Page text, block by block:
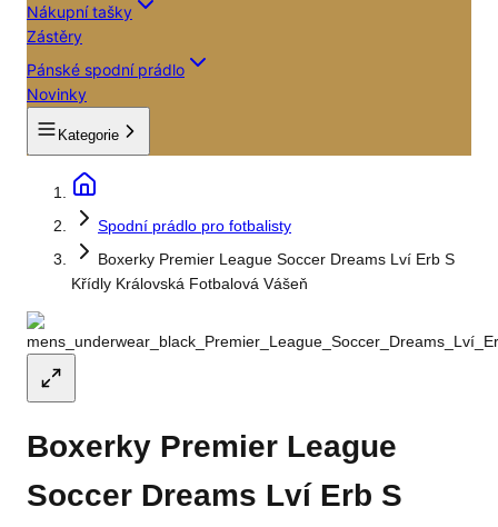
Nákupní tašky
Zástěry
Pánské spodní prádlo
Novinky
Kategorie
Spodní prádlo pro fotbalisty
Boxerky Premier League Soccer Dreams Lví Erb S
Křídly Královská Fotbalová Vášeň
Boxerky Premier League
Soccer Dreams Lví Erb S